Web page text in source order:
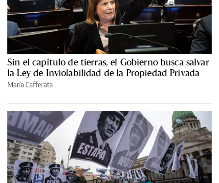
Sin el capítulo de tierras, el Gobierno busca salvar
la Ley de Inviolabilidad de la Propiedad Privada
María Cafferata